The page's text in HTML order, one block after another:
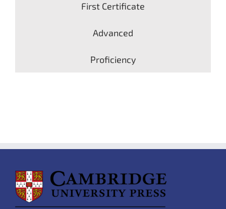
First Certificate
Advanced
Proficiency